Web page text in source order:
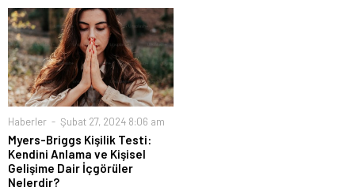
Haberler Şubat 27, 2024 8:06 am
Myers-Briggs Kişilik Testi:
Kendini Anlama ve Kişisel
Gelişime Dair İçgörüler
Nelerdir?